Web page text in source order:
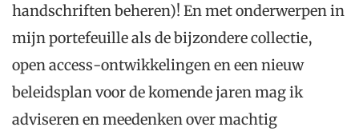
handschriften beheren)! En met onderwerpen in
mijn portefeuille als de bijzondere collectie,
open access-ontwikkelingen en een nieuw
beleidsplan voor de komende jaren mag ik
adviseren en meedenken over machtig